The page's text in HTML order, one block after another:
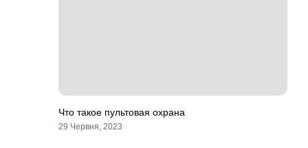
Что такое пультовая охрана
29 Червня, 2023